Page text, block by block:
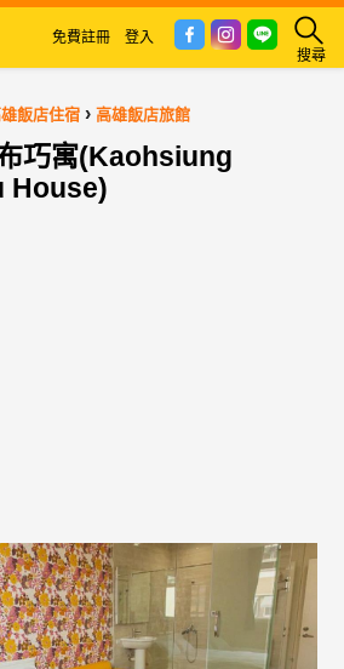
搜尋
免費註冊 登入
飯店住宿 ›高雄飯店旅館
巧寓(Kaohsiung
House)